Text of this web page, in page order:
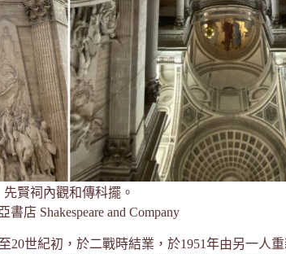
先賢祠內觀和傳科擺。
書店 Shakespeare and Company
20世紀初，於二戰時結業，於1951年由另一人